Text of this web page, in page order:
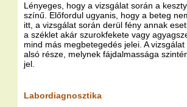
Lényeges, hogy a vizsgálat során a
színű. Előfordul ugyanis, hogy a beteg
itt, a vizsgálat során derül fény annak
a széklet akár szurokfekete vagy
mind más megbetegedés jelei. A
alsó része, melynek fájdalmassága
jel.
Labordiagnosztika